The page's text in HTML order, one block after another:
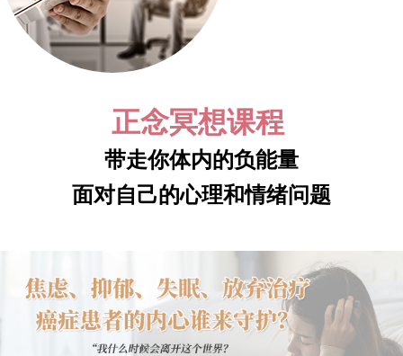
正念冥想课程
带走你体内的负能量
面对自己的心理和情绪问题